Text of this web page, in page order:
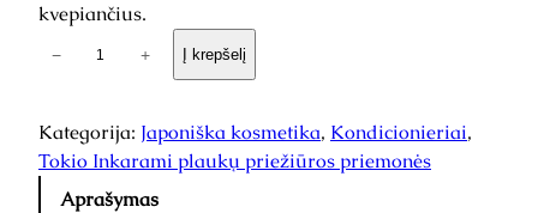
kvepiančius.
d
u
− + Į krepšelį
Kategorija: Japoniška kosmetika, Kondicionieriai
Tokio Inkarami plaukų priežiūros priemonės
Aprašymas